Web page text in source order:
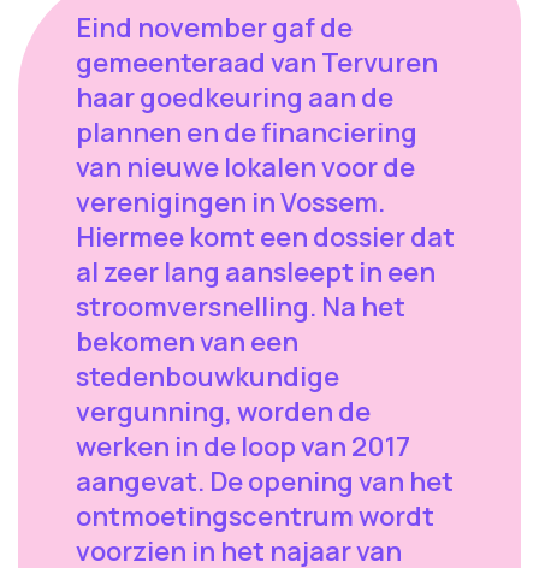
Eind november gaf de
gemeenteraad van Tervuren
haar goedkeuring aan de
plannen en de financiering
van nieuwe lokalen voor de
verenigingen in Vossem.
Hiermee komt een dossier dat
al zeer lang aansleept in een
stroomversnelling. Na het
bekomen van een
stedenbouwkundige
vergunning, worden de
werken in de loop van 2017
aangevat. De opening van het
ontmoetingscentrum wordt
voorzien in het najaar van